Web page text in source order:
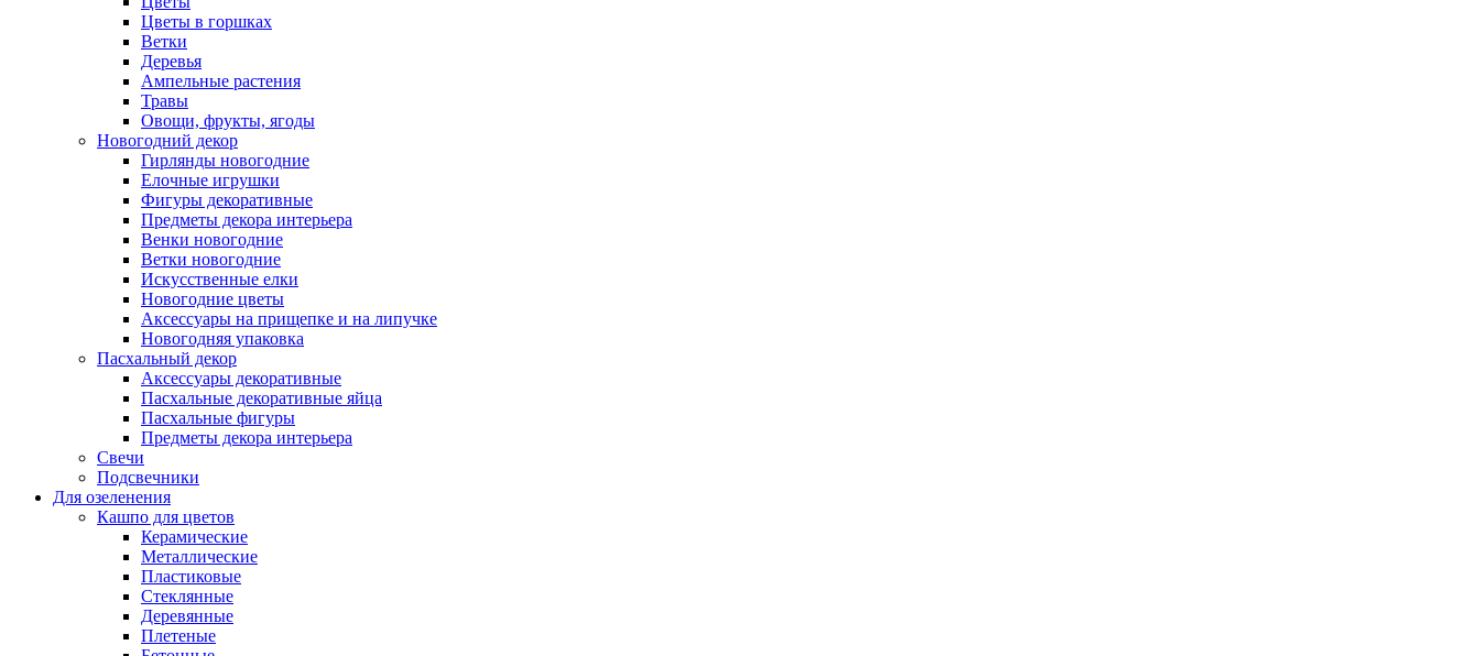
Цветы в горшках
Ветки
Деревья
Ампельные растения
Травы
Овощи, фрукты, ягоды
Новогодний декор
Гирлянды новогодние
Елочные игрушки
Фигуры декоративные
Предметы декора интерьера
Венки новогодние
Ветки новогодние
Искусственные елки
Новогодние цветы
Аксессуары на прищепке и на липучке
Новогодняя упаковка
Пасхальный декор
Аксессуары декоративные
Пасхальные декоративные яйца
Пасхальные фигуры
Предметы декора интерьера
Свечи
Подсвечники
Для озеленения
Кашпо для цветов
Керамические
Металлические
Пластиковые
Стеклянные
Деревянные
Плетеные